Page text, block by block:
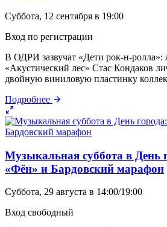
Суббота, 12 сентября в 19:00
Вход по регистрации
В ОДРИ зазвучат «Дети рок-н-ролла»:
«Акустический лес» Стас Кондаков
двойную виниловую пластинку
Подробнее
Музыкальная суббота в День
«Фён» и Бардовский марафон
Суббота, 29 августа в 14:00/19:00
Вход свободный